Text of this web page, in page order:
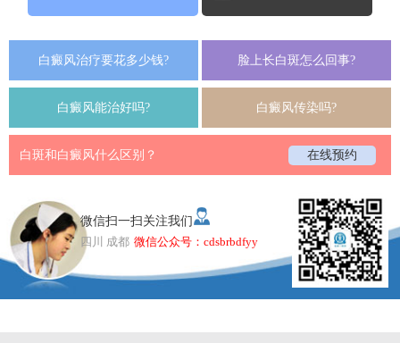
白癜风治疗要花多少钱? 脸上长白斑怎么回事?
白癜风能治好吗? 白癜风传染吗?
白斑和白癜风什么区别？ 在线预约
微信扫一扫关注我们
四川 成都 微信公众号：cdsbrbdfyy